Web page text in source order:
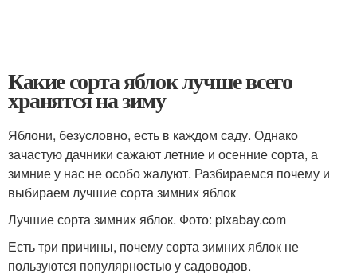
Какие сорта яблок лучше всего
хранятся на зиму
Яблони, безусловно, есть в каждом саду. Однако
зачастую дачники сажают летние и осенние сорта, а
зимние у нас не особо жалуют. Разбираемся почему и
выбираем лучшие сорта зимних яблок
Лучшие сорта зимних яблок. Фото: pixabay.com
Есть три причины, почему сорта зимних яблок не
пользуются популярностью у садоводов.